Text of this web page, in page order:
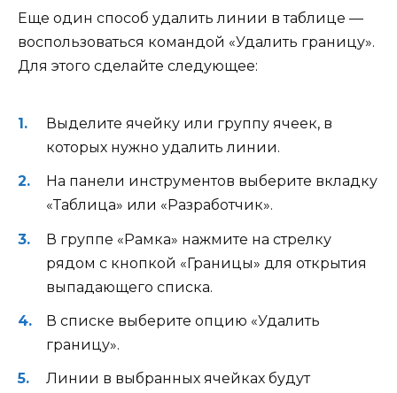
Еще один способ удалить линии в таблице —
воспользоваться командой «Удалить границу».
Для этого сделайте следующее:
Выделите ячейку или группу ячеек, в
которых нужно удалить линии.
На панели инструментов выберите вкладку
«Таблица» или «Разработчик».
В группе «Рамка» нажмите на стрелку
рядом с кнопкой «Границы» для открытия
выпадающего списка.
В списке выберите опцию «Удалить
границу».
Линии в выбранных ячейках будут